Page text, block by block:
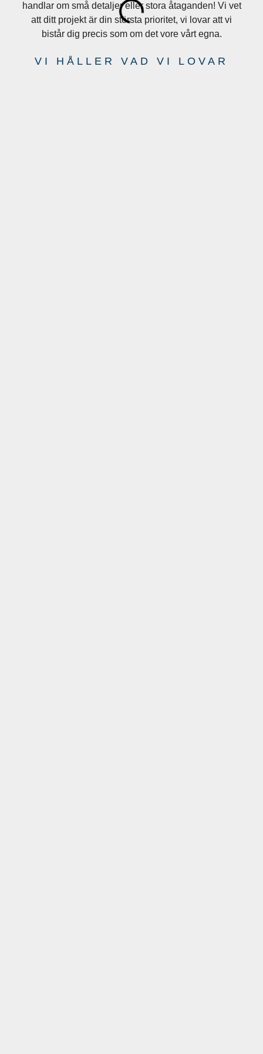
handlar om små detaljer eller stora åtaganden! Vi vet
att ditt projekt är din största prioritet, vi lovar att vi
bistår dig precis som om det vore vårt egna.
VI HÅLLER VAD VI LOVAR